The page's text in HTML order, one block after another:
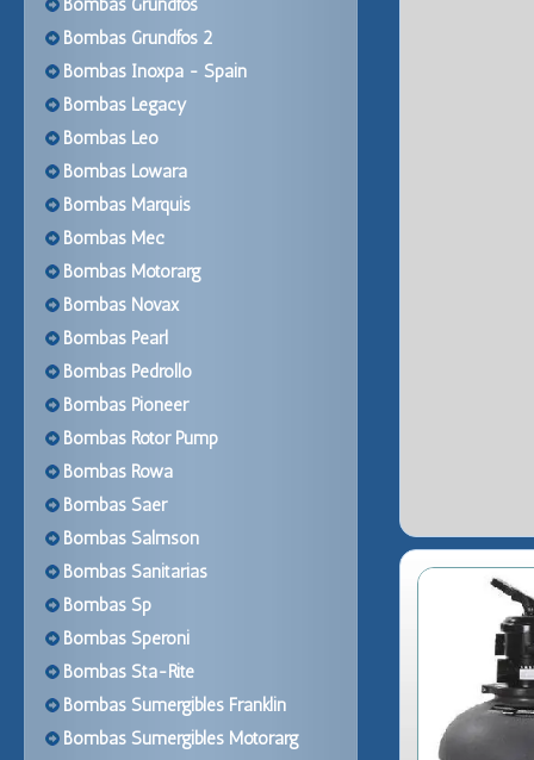
Bombas Grundfos
Bombas Grundfos 2
Bombas Inoxpa - Spain
Bombas Legacy
Bombas Leo
Bombas Lowara
Bombas Marquis
Bombas Mec
Bombas Motorarg
Bombas Novax
Bombas Pearl
Bombas Pedrollo
Bombas Pioneer
Bombas Rotor Pump
Bombas Rowa
Bombas Saer
Bombas Salmson
Bombas Sanitarias
Bombas Sp
Bombas Speroni
Bombas Sta-Rite
Bombas Sumergibles Franklin
Bombas Sumergibles Motorarg